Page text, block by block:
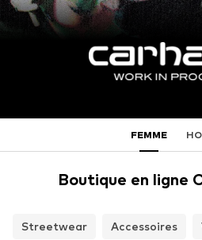
FEMME
Boutique en ligne
Streetwear Accessoires